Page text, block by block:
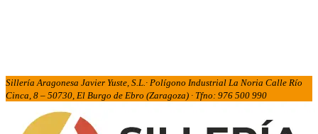
Sillería Aragonesa Javier Yuste, S.L.· Polígono Industrial La Noria Calle Río
Cinca, 8 – 50730, El Burgo de Ebro (Zaragoza) · Tfno: 976 500 990